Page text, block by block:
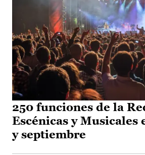
250 funciones de la
Escénicas y Musicales
y septiembre